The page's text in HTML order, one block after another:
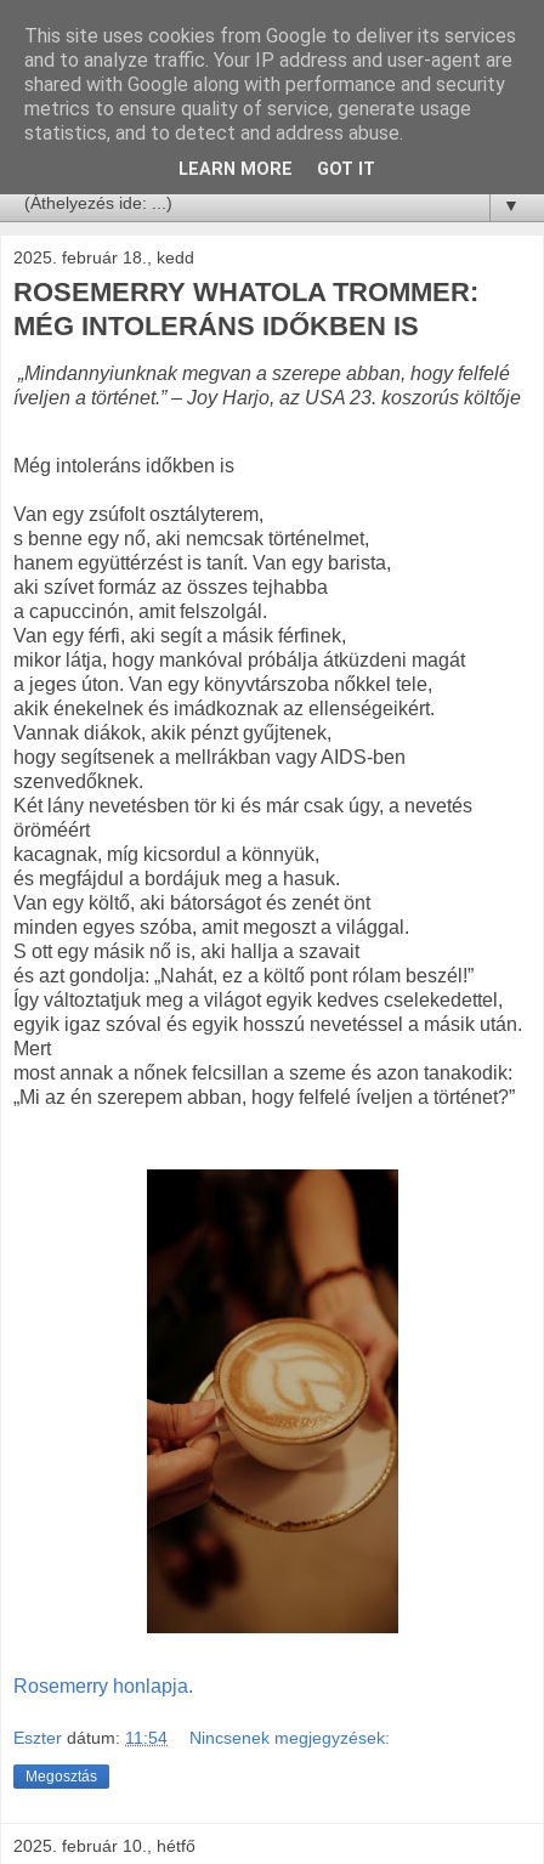
▼
2025. február 18., kedd
ROSEMERRY WHATOLA TROMMER:
MÉG INTOLERÁNS IDŐKBEN IS
„Mindannyiunknak megvan a szerepe abban, hogy felfelé
íveljen a történet.” – Joy Harjo, az USA 23. koszorús költője
Még intoleráns időkben is
Van egy zsúfolt osztályterem,
s benne egy nő, aki nemcsak történelmet,
hanem együttérzést is tanít. Van egy barista,
aki szívet formáz az összes tejhabba
a capuccinón, amit felszolgál.
Van egy férfi, aki segít a másik férfinek,
mikor látja, hogy mankóval próbálja átküzdeni magát
a jeges úton. Van egy könyvtárszoba nőkkel tele,
akik énekelnek és imádkoznak az ellenségeikért.
Vannak diákok, akik pénzt gyűjtenek,
hogy segítsenek a mellrákban vagy AIDS-ben
szenvedőknek.
Két lány nevetésben tör ki és már csak úgy, a nevetés
öröméért
kacagnak, míg kicsordul a könnyük,
és megfájdul a bordájuk meg a hasuk.
Van egy költő, aki bátorságot és zenét önt
minden egyes szóba, amit megoszt a világgal.
S ott egy másik nő is, aki hallja a szavait
és azt gondolja: „Nahát, ez a költő pont rólam beszél!”
Így változtatjuk meg a világot egyik kedves cselekedettel,
egyik igaz szóval és egyik hosszú nevetéssel a másik után.
Mert
most annak a nőnek felcsillan a szeme és azon tanakodik:
„Mi az én szerepem abban, hogy felfelé íveljen a történet?”
Rosemerry honlapja.
Eszter dátum: 11:54 Nincsenek megjegyzések:
Megosztás
2025. február 10., hétfő
This site uses cookies from Google to deliver its services
and to analyze traffic. Your IP address and user-agent are
shared with Google along with performance and security
metrics to ensure quality of service, generate usage
statistics, and to detect and address abuse.
LEARN MORE GOT IT